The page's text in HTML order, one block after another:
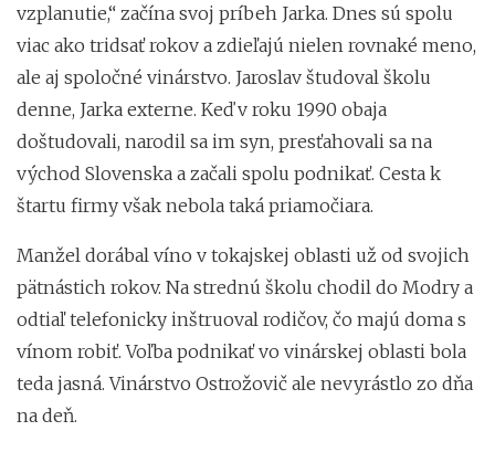
vzplanutie,“ začína svoj príbeh Jarka. Dnes sú spolu
viac ako tridsať rokov a zdieľajú nielen rovnaké meno,
ale aj spoločné vinárstvo. Jaroslav študoval školu
denne, Jarka externe. Keď v roku 1990 obaja
doštudovali, narodil sa im syn, presťahovali sa na
východ Slovenska a začali spolu podnikať. Cesta k
štartu firmy však nebola taká priamočiara.
Manžel dorábal víno v tokajskej oblasti už od svojich
pätnástich rokov. Na strednú školu chodil do Modry a
odtiaľ telefonicky inštruoval rodičov, čo majú doma s
vínom robiť. Voľba podnikať vo vinárskej oblasti bola
teda jasná. Vinárstvo Ostrožovič ale nevyrástlo zo dňa
na deň.